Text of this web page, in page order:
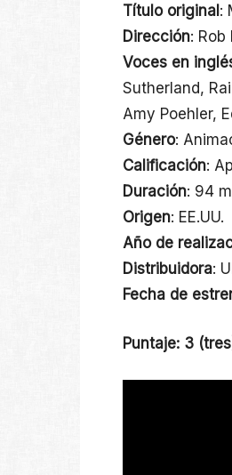
Título original:
Dirección: Rob
Voces en
Sutherland,
Amy Poehler,
Género:
Calificación:
Duración: 94
Origen: EE.UU.
Año de
Distribuidora:
Fecha de
Puntaje: 3